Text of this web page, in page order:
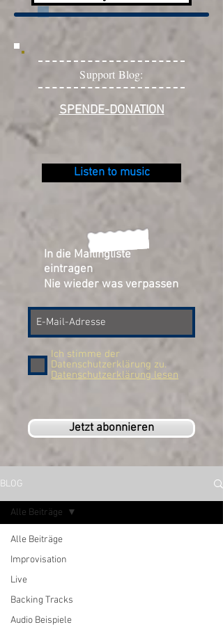
Support Blog:
SPENDE-DONATION
Listen to music
In die Mailingliste
eintragen
Nie wieder was verpassen
Ich stimme der
Datenschutzerklärung zu.
Datenschutzerklärung lesen
Jetzt abonnieren
BLOG
Alle Beiträge
Improvisation
Live
Backing Tracks
Audio Beispiele
Alle Beiträge